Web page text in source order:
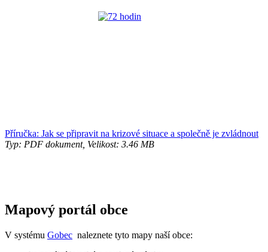
Příručka: Jak se připravit na krizové situace a společně je zvládnout
Typ: PDF dokument, Velikost: 3.46 MB
Mapový portál obce
V systému Gobec naleznete tyto mapy naší obce: